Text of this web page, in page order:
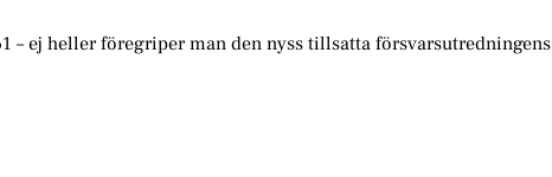
– ej heller föregriper man den nyss tillsatta försvarsutredningens